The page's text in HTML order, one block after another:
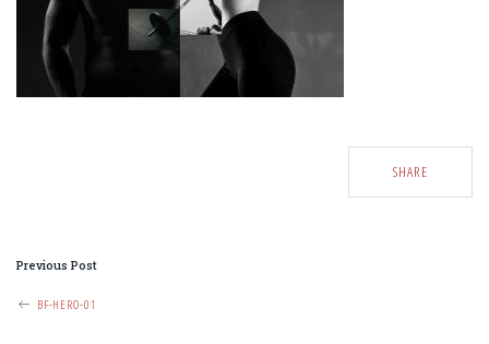
SHARE
P
O
Previous Post
BF-HERO-01